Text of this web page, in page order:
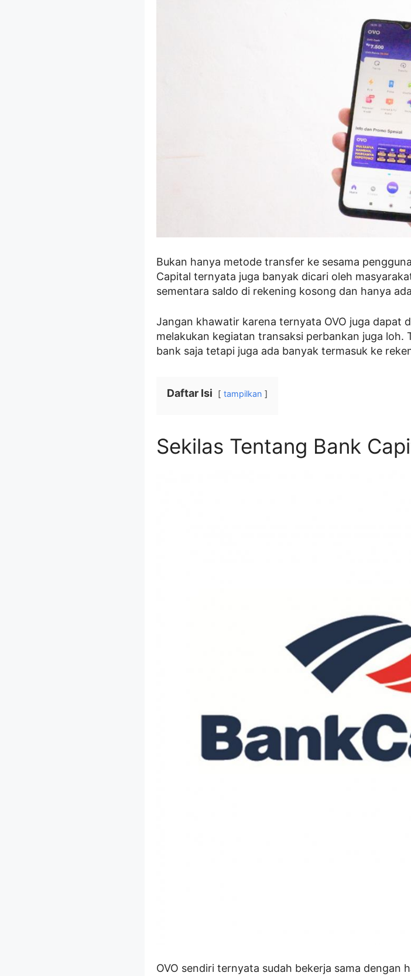
Bukan hanya metode transfer ke sesama
Capital ternyata juga banyak dicari oleh
sementara saldo di rekening kosong dan hanya
Jangan khawatir karena ternyata OVO juga dapat
melakukan kegiatan transaksi perbankan juga
bank saja tetapi juga ada banyak termasuk ke
Daftar Isi tampilkan
Sekilas Tentang Bank
OVO sendiri ternyata sudah bekerja sama dengan